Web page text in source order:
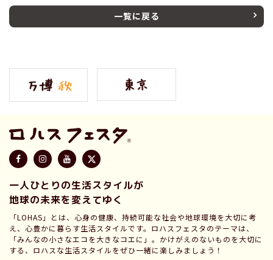
一覧に戻る
一人ひとりの生活スタイルが
地球の未来を変えてゆく
「LOHAS」とは、心身の健康、持続可能な社会や地球環境を大切に考
え、心豊かに暮らす生活スタイルです。ロハスフェスタのテーマは、
「みんなの小さなエコを大きなコエに」。かけがえのないものを大切に
する、ロハスな生活スタイルをぜひ一緒に楽しみましょう！